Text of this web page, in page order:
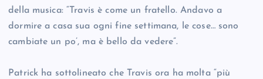
della musica: “Travis è come un fratello. Andavo a
dormire a casa sua ogni fine settimana, le cose… sono
cambiate un po’, ma è bello da vedere”.
Patrick ha sottolineato che Travis ora ha molta “più